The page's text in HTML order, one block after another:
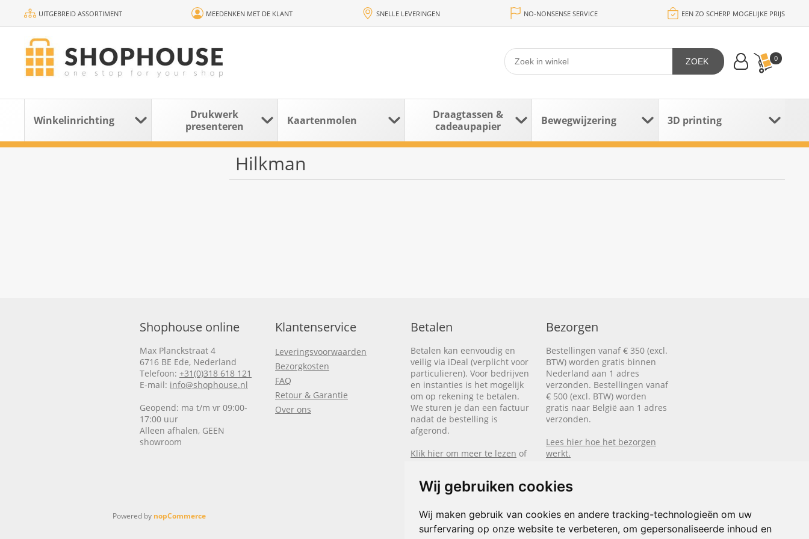
Wij gebruiken cookies
Wij maken gebruik van cookies en andere tracking-technologieën om uw
surfervaring op onze website te verbeteren, om gepersonaliseerde inhoud en
UITGEBREID ASSORTIMENT MEEDENKEN MET DE KLANT SNELLE LEVERINGEN NO-NONSENSE SERVICE EEN ZO SCHERP MOGELIJKE PRIJS
0
ZOEK
Winkelinrichting
Drukwerk
presenteren
Kaartenmolen
Draagtassen &
cadeaupapier
Bewegwijzering 3D printing
Hilkman
Shophouse online
Max Planckstraat 4
6716 BE Ede, Nederland
Telefoon: +31(0)318 618 121
E-mail: info@shophouse.nl
Geopend: ma t/m vr 09:00-
17:00 uur
Alleen afhalen, GEEN
showroom
Klantenservice
Leveringsvoorwaarden
Bezorgkosten
FAQ
Retour & Garantie
Over ons
Betalen
Betalen kan eenvoudig en
veilig via iDeal (verplicht voor
particulieren). Voor bedrijven
en instanties is het mogelijk
om op rekening te betalen.
We sturen je dan een factuur
nadat de bestelling is
afgerond.
Klik hier om meer te lezen of
Bezorgen
Bestellingen vanaf € 350 (excl.
BTW) worden gratis binnen
Nederland aan 1 adres
verzonden. Bestellingen vanaf
€ 500 (excl. BTW) worden
gratis naar België aan 1 adres
verzonden.
Lees hier hoe het bezorgen
werkt.
Powered by nopCommerce